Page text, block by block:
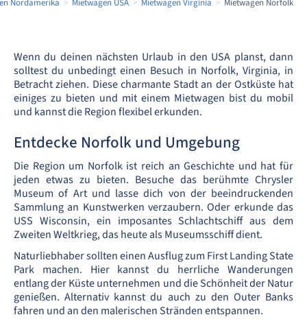
Nordamerika Mietwagen USA Mietwagen Virginia Mietwagen Norfolk
Wenn du deinen nächsten Urlaub in den USA planst, dann
solltest du unbedingt einen Besuch in Norfolk, Virginia, in
Betracht ziehen. Diese charmante Stadt an der Ostküste hat
einiges zu bieten und mit einem Mietwagen bist du mobil
und kannst die Region flexibel erkunden.
Entdecke Norfolk und Umgebung
Die Region um Norfolk ist reich an Geschichte und hat für
jeden etwas zu bieten. Besuche das berühmte Chrysler
Museum of Art und lasse dich von der beeindruckenden
Sammlung an Kunstwerken verzaubern. Oder erkunde das
USS Wisconsin, ein imposantes Schlachtschiff aus dem
Zweiten Weltkrieg, das heute als Museumsschiff dient.
Naturliebhaber sollten einen Ausflug zum First Landing State
Park machen. Hier kannst du herrliche Wanderungen
entlang der Küste unternehmen und die Schönheit der Natur
genießen. Alternativ kannst du auch zu den Outer Banks
fahren und an den malerischen Stränden entspannen.